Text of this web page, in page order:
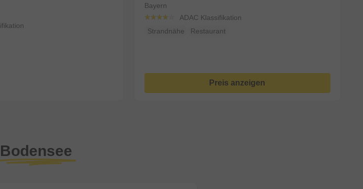
Bayern
ADAC Klassifikation
Strandnähe
Restaurant
Preis anzeigen
Bodensee